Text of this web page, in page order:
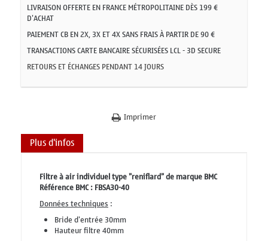
LIVRAISON OFFERTE EN FRANCE MÉTROPOLITAINE DÈS 199 €
D'ACHAT
PAIEMENT CB EN 2X, 3X ET 4X SANS FRAIS À PARTIR DE 90 €
TRANSACTIONS CARTE BANCAIRE SÉCURISÉES LCL - 3D SECURE
RETOURS ET ÉCHANGES PENDANT 14 JOURS
Imprimer
Plus d'infos
Filtre à air individuel type "reniflard" de marque BMC
Référence BMC : FBSA30-40
Données techniques:
Bride d'entrée 30mm
Hauteur filtre 40mm